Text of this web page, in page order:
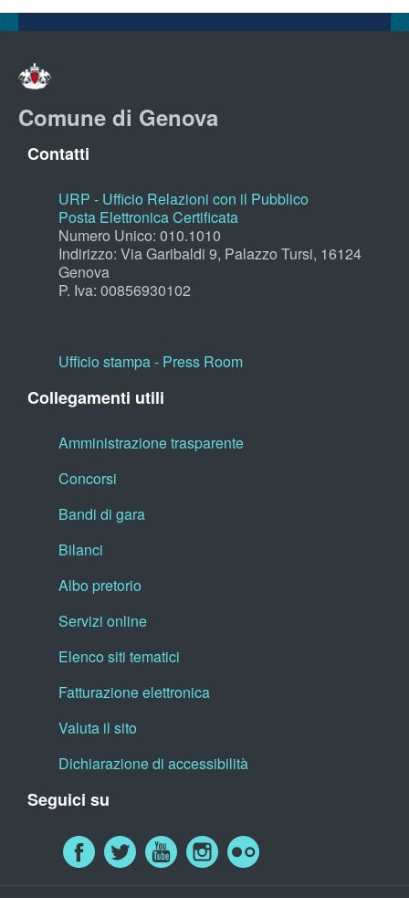
Comune di Genova
Contatti
URP - Ufficio Relazioni con il Pubblico
Posta Elettronica Certificata
Numero Unico: 010.1010
Indirizzo: Via Garibaldi 9, Palazzo Tursi, 16124
Genova
P. Iva: 00856930102
Ufficio stampa - Press Room
Collegamenti utili
Amministrazione trasparente
Concorsi
Bandi di gara
Bilanci
Albo pretorio
Servizi online
Elenco siti tematici
Fatturazione elettronica
Valuta il sito
Dichiarazione di accessibilità
Seguici su